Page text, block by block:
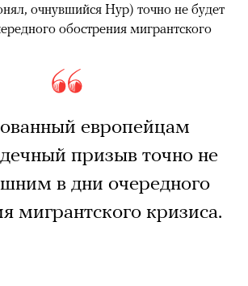
очнувшийся Нур) точно не будет
обострения мигрантского
европейцам
призыв точно не
в дни очередного
мигрантского кризиса.